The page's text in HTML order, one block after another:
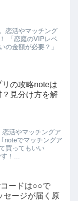
恋活やマッチング
「恋庭のVIPレベ
の金額が必要？」
の攻略noteは
見分け方を解
活やマッチングア
noteでマッチングア
買ってもいい
！...
ードは○○で
セージが届く原